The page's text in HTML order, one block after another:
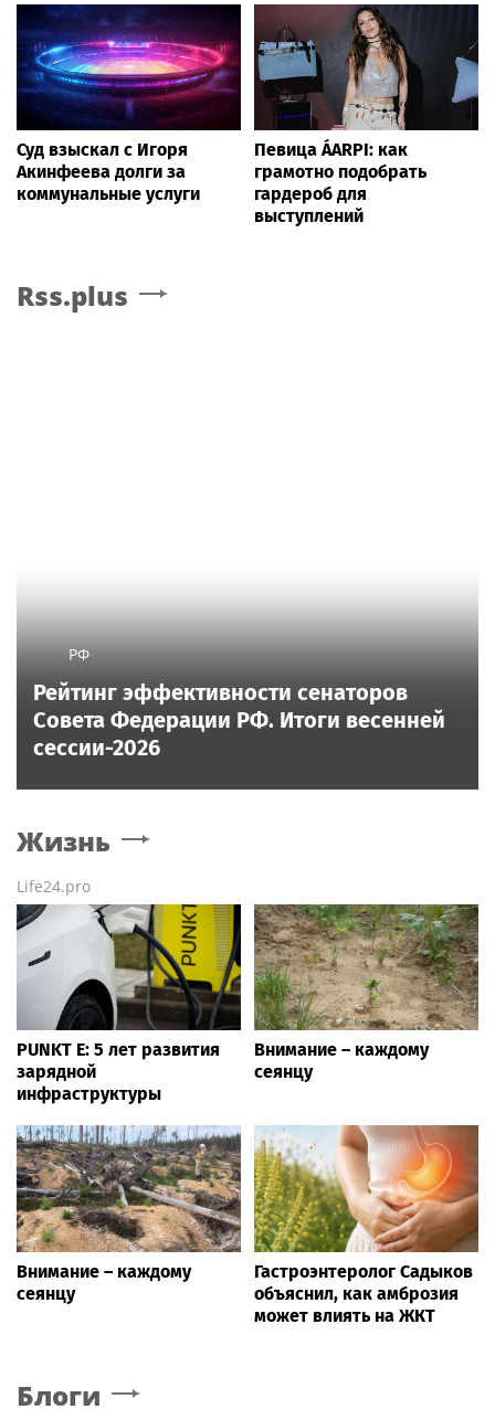
Суд взыскал с Игоря
Акинфеева долги за
коммунальные услуги
Певица ÁARPI: как
грамотно подобрать
гардероб для
выступлений
Rss.plus
РФ
Рейтинг эффективности сенаторов
Совета Федерации РФ. Итоги весенней
сессии-2026
Жизнь
Life24.pro
PUNKT E: 5 лет развития
зарядной
инфраструктуры
Внимание – каждому
сеянцу
Внимание – каждому
сеянцу
Гастроэнтеролог Садыков
объяснил, как амброзия
может влиять на ЖКТ
Блоги